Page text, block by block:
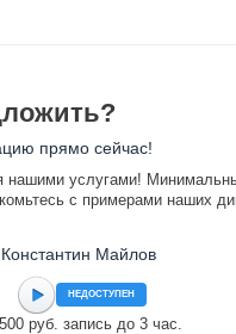
прямо сейчас!
услугами!
с примерами наших
Константин Майлов
НЕДОСТУПЕН
руб. запись до 3 час.